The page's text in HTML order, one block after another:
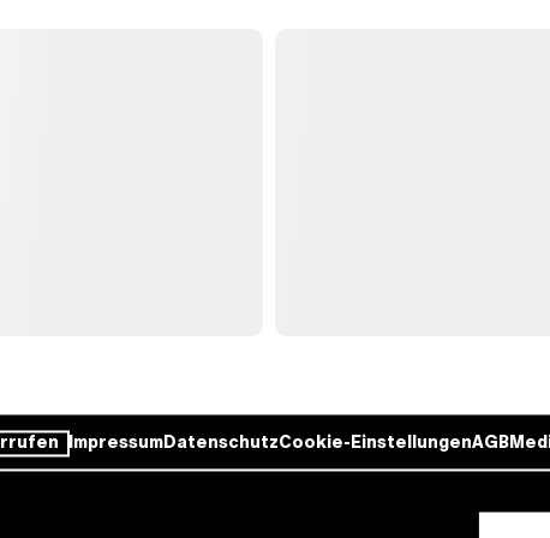
ImpressumDatenschutzCookie-EinstellungenAGB